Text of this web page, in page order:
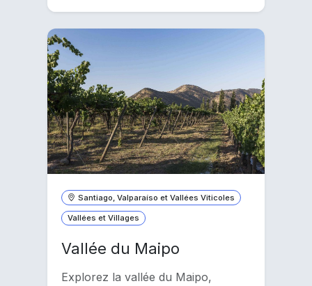
Santiago, Valparaíso et Vallées Viticoles
Vallées et Villages
Vallée du Maipo
Explorez la vallée du Maipo,